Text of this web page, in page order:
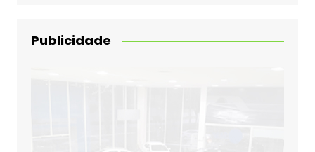
Publicidade